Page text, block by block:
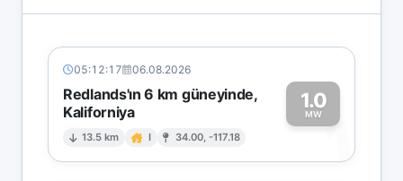
05:12:17 06.08.2026
Redlands'ın 6 km güneyinde,
Kaliforniya
13.5 km I 34.00, -117.18
1.0
MW1